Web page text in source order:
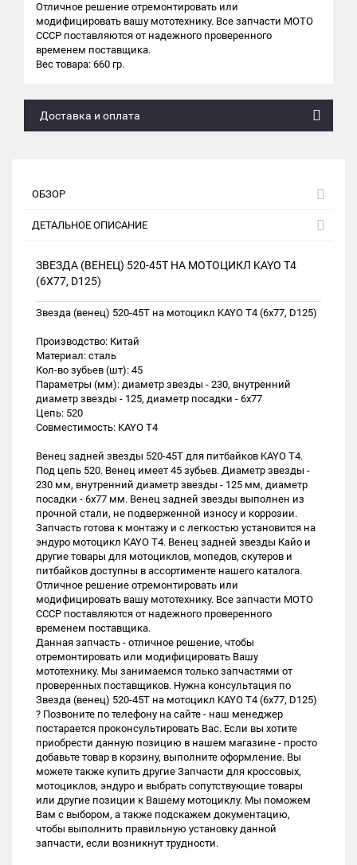
Отличное решение отремонтировать или
модифицировать вашу мототехнику. Все запчасти МОТО
СССР поставляются от надежного проверенного
временем поставщика.
Вес товара: 660 гр.
Доставка и оплата
ОБЗОР
ДЕТАЛЬНОЕ ОПИСАНИЕ
ЗВЕЗДА (ВЕНЕЦ) 520-45T НА МОТОЦИКЛ KAYO T4
(6X77, D125)
Звезда (венец) 520-45T на мотоцикл KAYO T4 (6x77, D125)
Производство: Китай
Материал: сталь
Кол-во зубьев (шт): 45
Параметры (мм): диаметр звезды - 230, внутренний
диаметр звезды - 125, диаметр посадки - 6х77
Цепь: 520
Совместимость: KAYO T4
Венец задней звезды 520-45T для питбайков KAYO T4.
Под цепь 520. Венец имеет 45 зубьев. Диаметр звезды -
230 мм, внутренний диаметр звезды - 125 мм, диаметр
посадки - 6х77 мм. Венец задней звезды выполнен из
прочной стали, не подверженной износу и коррозии.
Запчасть готова к монтажу и с легкостью установится на
эндуро мотоцикл KAYO T4. Венец задней звезды Кайо и
другие товары для мотоциклов, мопедов, скутеров и
питбайков доступны в ассортименте нашего каталога.
Отличное решение отремонтировать или
модифицировать вашу мототехнику. Все запчасти МОТО
СССР поставляются от надежного проверенного
временем поставщика.
Данная запчасть - отличное решение, чтобы
отремонтировать или модифицировать Вашу
мототехнику. Мы занимаемся только запчастями от
проверенных поставщиков. Нужна консультация по
Звезда (венец) 520-45T на мотоцикл KAYO T4 (6x77, D125)
? Позвоните по телефону на сайте - наш менеджер
постарается проконсультировать Вас. Если вы хотите
приобрести данную позицию в нашем магазине - просто
добавьте товар в корзину, выполните оформление. Вы
можете также купить другие Запчасти для кроссовых,
мотоциклов, эндуро и выбрать сопутствующие товары
или другие позиции к Вашему мотоциклу. Мы поможем
Вам с выбором, а также подскажем документацию,
чтобы выполнить правильную установку данной
запчасти, если возникнут трудности.